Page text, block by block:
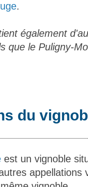
.
également
que le Puligny-
du
est un vignoble
appellations